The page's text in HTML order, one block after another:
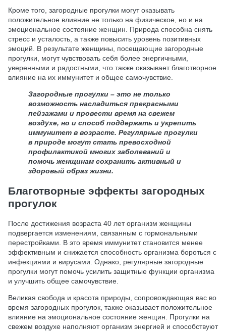
Кроме того, загородные прогулки могут оказывать
положительное влияние не только на физическое, но и на
эмоциональное состояние женщин. Природа способна снять
стресс и усталость, а также повысить уровень позитивных
эмоций. В результате женщины, посещающие загородные
прогулки, могут чувствовать себя более энергичными,
уверенными и радостными, что также оказывает благотворное
влияние на их иммунитет и общее самочувствие.
Загородные прогулки – это не только
возможность насладиться прекрасными
пейзажами и провести время на свежем
воздухе, но и способ поддержать и укрепить
иммунитет в возрасте. Регулярные прогулки
в природе могут стать превосходной
профилактикой многих заболеваний и
помочь женщинам сохранить активный и
здоровый образ жизни.
Благотворные эффекты загородных
прогулок
После достижения возраста 40 лет организм женщины
подвергается изменениям, связанным с гормональными
перестройками. В это время иммунитет становится менее
эффективным и снижается способность организма бороться с
инфекциями и вирусами. Однако, регулярные загородные
прогулки могут помочь усилить защитные функции организма
и улучшить общее самочувствие.
Великая свобода и красота природы, сопровождающая вас во
время загородных прогулок, также оказывает положительное
влияние на эмоциональное состояние женщин. Прогулки на
свежем воздухе наполняют организм энергией и способствуют